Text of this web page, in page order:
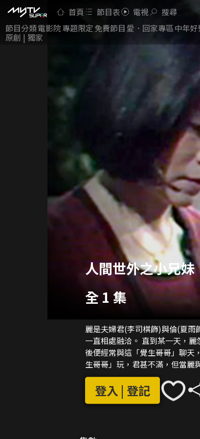
首頁 節目表 電視 搜尋
節目分類電影院專題限定免費節目 愛．回家專區中年
原創 | 獨家
人間世外之小兄妹
全 1 集
麗是夫婦君(李司棋飾)與倫(夏雨
一直相處融洽。 直到某一天，
後便經常與這「覺生哥哥」聊天
生哥哥」玩，君甚不滿，但當麗
她上課的。麗事事聽從「覺生哥
影，不禁大驚失色。 於是君去
真的有個哥哥，叫做覺生，比麗
登入 | 登記